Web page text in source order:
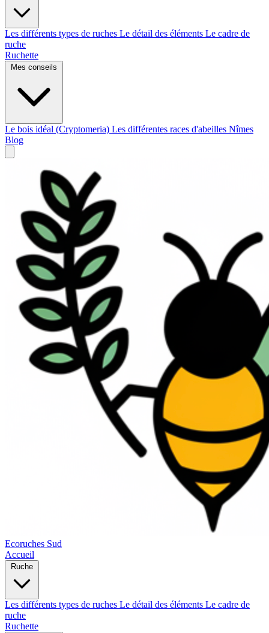
Les différents types de ruches Le détail des éléments Le cadre de
ruche
Ruchette
Le bois idéal (Cryptomeria) Les différentes races d'abeilles Nîmes
Blog
Ecoruches Sud
Accueil
Les différents types de ruches Le détail des éléments Le cadre de
ruche
Ruchette